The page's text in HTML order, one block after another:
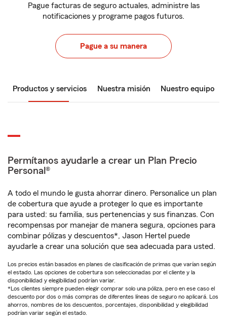
Pague facturas de seguro actuales, administre las
notificaciones y programe pagos futuros.
Pague a su manera
Productos y servicios Nuestra misión Nuestro equipo
Permítanos ayudarle a crear un Plan Precio
Personal®
A todo el mundo le gusta ahorrar dinero. Personalice un plan
de cobertura que ayude a proteger lo que es importante
para usted: su familia, sus pertenencias y sus finanzas. Con
recompensas por manejar de manera segura, opciones para
combinar pólizas y descuentos*, Jason Hertel puede
ayudarle a crear una solución que sea adecuada para usted.
Los precios están basados en planes de clasificación de primas que varían según
el estado. Las opciones de cobertura son seleccionadas por el cliente y la
disponibilidad y elegibilidad podrían variar.
*Los clientes siempre pueden elegir comprar solo una póliza, pero en ese caso el
descuento por dos o más compras de diferentes líneas de seguro no aplicará. Los
ahorros, nombres de los descuentos, porcentajes, disponibilidad y elegibilidad
podrían variar según el estado.